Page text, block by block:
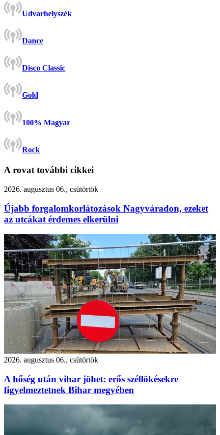
Udvarhelyszék
Dance
Disco Classic
Gold
100% Magyar
Rock
A rovat további cikkei
2026. augusztus 06., csütörtök
Újabb forgalomkorlátozások Nagyváradon, ezeket
az utcákat érdemes elkerülni
2026. augusztus 06., csütörtök
A hőség után vihar jöhet: erős széllökésekre
figyelmeztetnek Bihar megyében